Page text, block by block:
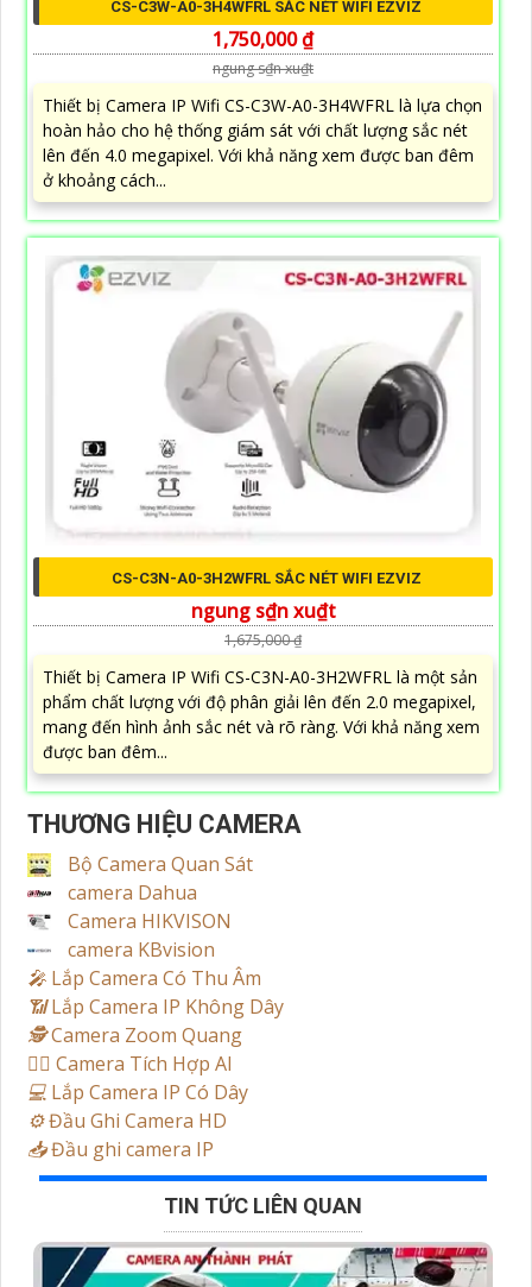
CS-C3W-A0-3H4WFRL SẮC NÉT WIFI EZVIZ
1,750,000 ₫
ngung s₫n xu₫t
Thiết bị Camera IP Wifi CS-C3W-A0-3H4WFRL là lựa chọn
hoàn hảo cho hệ thống giám sát với chất lượng sắc nét
lên đến 4.0 megapixel. Với khả năng xem được ban đêm
ở khoảng cách...
CS-C3N-A0-3H2WFRL SẮC NÉT WIFI EZVIZ
ngung s₫n xu₫t
1,675,000 ₫
Thiết bị Camera IP Wifi CS-C3N-A0-3H2WFRL là một sản
phẩm chất lượng với độ phân giải lên đến 2.0 megapixel,
mang đến hình ảnh sắc nét và rõ ràng. Với khả năng xem
được ban đêm...
THƯƠNG HIỆU CAMERA
Bộ Camera Quan Sát
camera Dahua
Camera HIKVISON
camera KBvision
️🎤️ Lắp Camera Có Thu Âm
📶Lắp Camera IP Không Dây
🕵️Camera Zoom Quang
🧛‍♀️ Camera Tích Hợp AI
💻 Lắp Camera IP Có Dây
⚙️Đầu Ghi Camera HD
📥Đầu ghi camera IP
TIN TỨC LIÊN QUAN